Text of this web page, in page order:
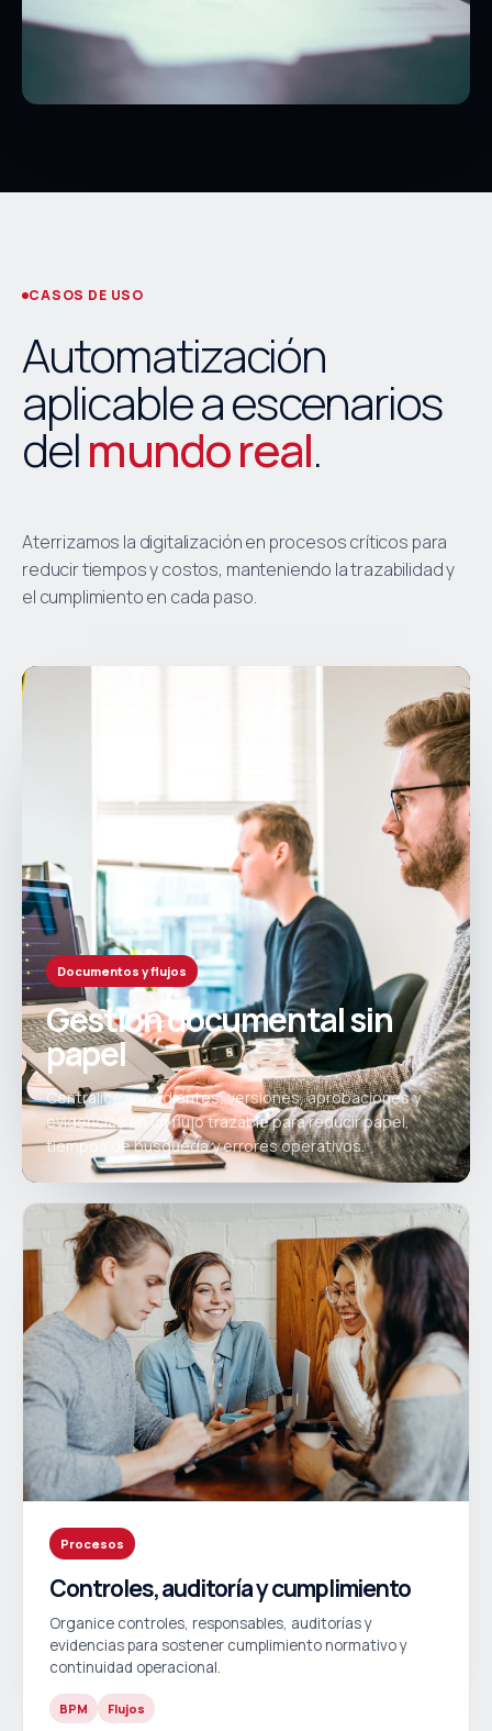
CASOS DE USO
Automatización
aplicable a escenarios
delmundo real.
Aterrizamos la digitalización en procesos críticos para
reducir tiempos y costos, manteniendo la trazabilidad y
el cumplimiento en cada paso.
Documentos y flujos
Gestión documental sin
papel
Centralice expedientes, versiones, aprobaciones y
evidencias en un flujo trazable para reducir papel,
tiempos de búsqueda y errores operativos.
Procesos
Controles, auditoría y cumplimiento
Organice controles, responsables, auditorías y
evidencias para sostener cumplimiento normativo y
continuidad operacional.
BPM Flujos